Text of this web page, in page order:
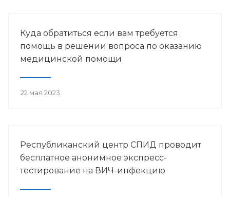
Куда обратиться если вам требуется
помощь в решении вопроса по оказанию
медицинской помощи
22 мая 2023
Республиканский центр СПИД проводит
бесплатное анонимное экспресс-
тестирование на ВИЧ-инфекцию